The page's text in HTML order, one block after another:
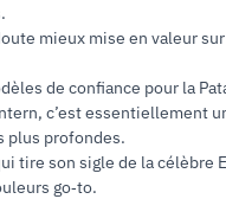
mieux mise en valeur
de confiance pour la
c’est essentiellement
plus profondes.
son sigle de la célèbre
go‑to.